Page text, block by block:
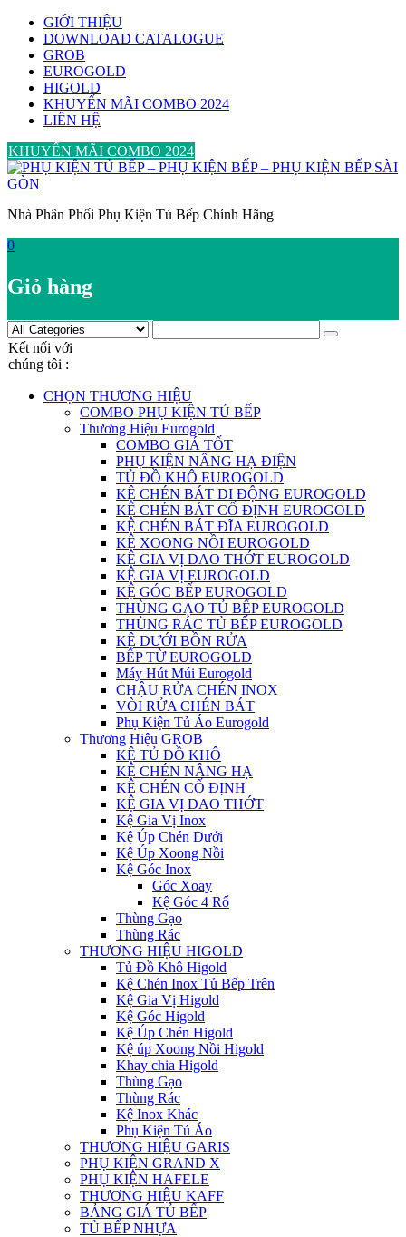
Skip
content
GIỚI THIỆU
DOWNLOAD CATALOGUE
GROB
EUROGOLD
HIGOLD
KHUYẾN MÃI COMBO 2024
LIÊN HỆ
KHUYẾN MÃI COMBO 2024
Nhà Phân Phối Phụ Kiện Tủ Bếp Chính Hãng
0
Giỏ hàng
Kết nối với
chúng tôi :
CHỌN THƯƠNG HIỆU
COMBO PHỤ KIỆN TỦ BẾP
Thương Hiệu Eurogold
COMBO GIÁ TỐT
PHỤ KIỆN NÂNG HẠ ĐIỆN
TỦ ĐỒ KHÔ EUROGOLD
KỆ CHÉN BÁT DI ĐỘNG EUROGOLD
KỆ CHÉN BÁT CỐ ĐỊNH EUROGOLD
KỆ CHÉN BÁT ĐĨA EUROGOLD
KỆ XOONG NỒI EUROGOLD
KỆ GIA VỊ DAO THỚT EUROGOLD
KỆ GIA VỊ EUROGOLD
KỆ GÓC BẾP EUROGOLD
THÙNG GẠO TỦ BẾP EUROGOLD
THÙNG RÁC TỦ BẾP EUROGOLD
KỆ DƯỚI BỒN RỬA
BẾP TỪ EUROGOLD
Máy Hút Múi Eurogold
CHẬU RỬA CHÉN INOX
VÒI RỬA CHÉN BÁT
Phụ Kiện Tủ Áo Eurogold
Thương Hiệu GROB
KỆ TỦ ĐỒ KHÔ
KỆ CHÉN NÂNG HẠ
KỆ CHÉN CỐ ĐỊNH
KỆ GIA VỊ DAO THỚT
Kệ Gia Vị Inox
Kệ Úp Chén Dưới
Kệ Úp Xoong Nồi
Kệ Góc Inox
Góc Xoay
Kệ Góc 4 Rổ
Thùng Gạo
Thùng Rác
THƯƠNG HIỆU HIGOLD
Tủ Đồ Khô Higold
Kệ Chén Inox Tủ Bếp Trên
Kệ Gia Vị Higold
Kệ Góc Higold
Kệ Úp Chén Higold
Kệ úp Xoong Nồi Higold
Khay chia Higold
Thùng Gạo
Thùng Rác
Kệ Inox Khác
Phụ Kiện Tủ Áo
THƯƠNG HIỆU GARIS
PHỤ KIỆN GRAND X
PHỤ KIỆN HAFELE
THƯƠNG HIỆU KAFF
BẢNG GIÁ TỦ BẾP
TỦ BẾP NHỰA